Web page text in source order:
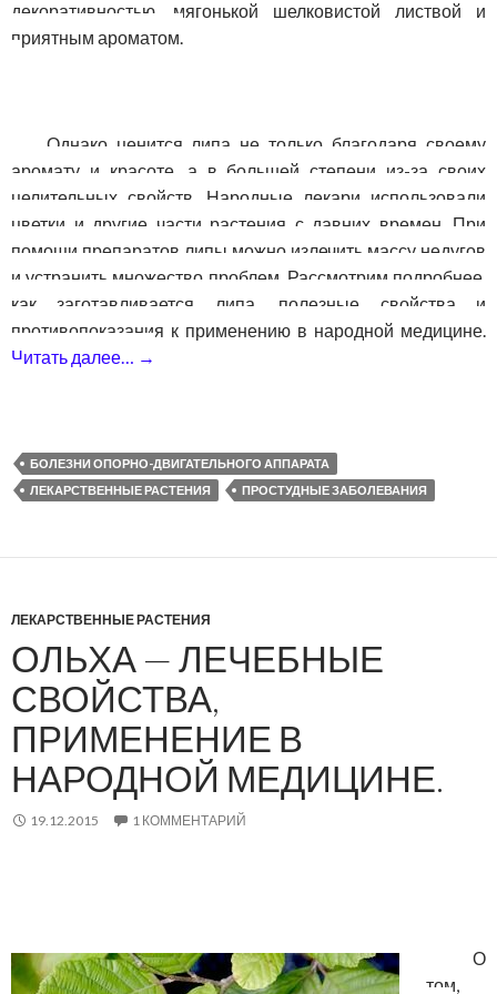
декоративностью, мягонькой шелковистой листвой и
приятным ароматом.
Однако ценится липа не только благодаря своему
аромату и красоте, а в большей степени из-за своих
целительных свойств. Народные лекари использовали
цветки и другие части растения с давних времен. При
помощи препаратов липы можно излечить массу недугов
и устранить множество проблем. Рассмотрим подробнее,
как заготавливается липа, полезные свойства и
противопоказания к применению в народной медицине.
Читать далее… →
БОЛЕЗНИ ОПОРНО-ДВИГАТЕЛЬНОГО АППАРАТА
ЛЕКАРСТВЕННЫЕ РАСТЕНИЯ
ПРОСТУДНЫЕ ЗАБОЛЕВАНИЯ
ЛЕКАРСТВЕННЫЕ РАСТЕНИЯ
ОЛЬХА — ЛЕЧЕБНЫЕ
СВОЙСТВА,
ПРИМЕНЕНИЕ В
НАРОДНОЙ МЕДИЦИНЕ.
19.12.2015 1 КОММЕНТАРИЙ
О
том,